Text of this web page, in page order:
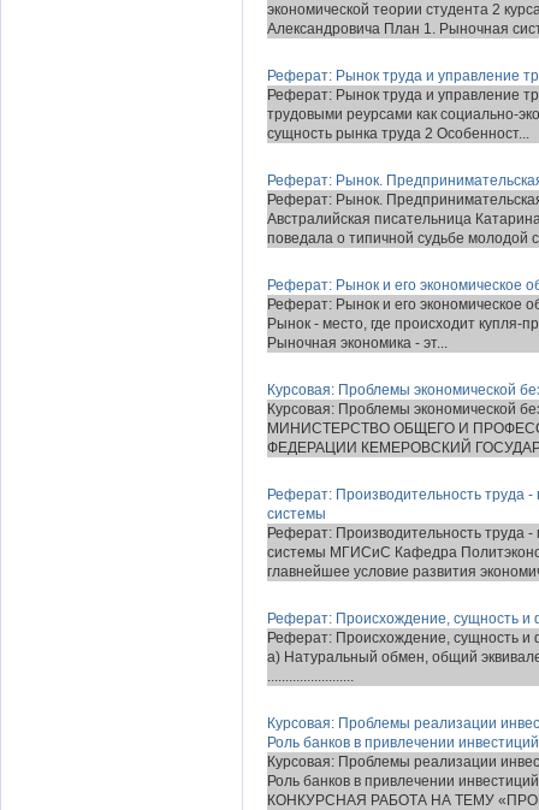
экономической теории студента 2
Александровича План 1. Рыночная
Реферат: Рынок труда и управление
Реферат: Рынок труда и управление
трудовыми реурсами как социально-
сущность рынка труда 2 Особенност...
Реферат: Рынок.
Реферат: Рынок.
Австралийская писательница
поведала о типичной судьбе молодой
Реферат: Рынок и его экономическое
Реферат: Рынок и его экономическое
Рынок - место, где происходит
Рыночная экономика - эт...
Курсовая: Проблемы экономической
Курсовая: Проблемы экономической
МИНИСТЕРСТВО ОБЩЕГО И
ФЕДЕРАЦИИ КЕМЕРОВСКИЙ
Реферат: Производительность труда
системы
Реферат: Производительность труда
системы МГИСиС Кафедра
главнейшее условие развития
Реферат: Происхождение, сущность и
Реферат: Происхождение, сущность и
а) Натуральный обмен, общий
........................
Курсовая: Проблемы реализации
Роль банков в привлечении
Курсовая: Проблемы реализации
Роль банков в привлечении
КОНКУРСНАЯ РАБОТА НА ТЕМУ